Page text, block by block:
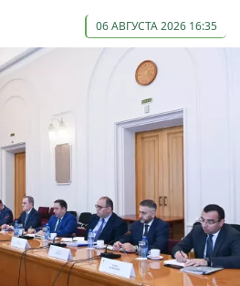
06 АВГУСТА 2026 16:35